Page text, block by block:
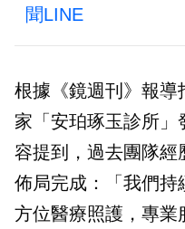
聞LINE
根據《鏡週刊》報導
家「安珀琢玉診所」
容提到，過去團隊經
佈局完成：「我們持
方位醫療照護，專業